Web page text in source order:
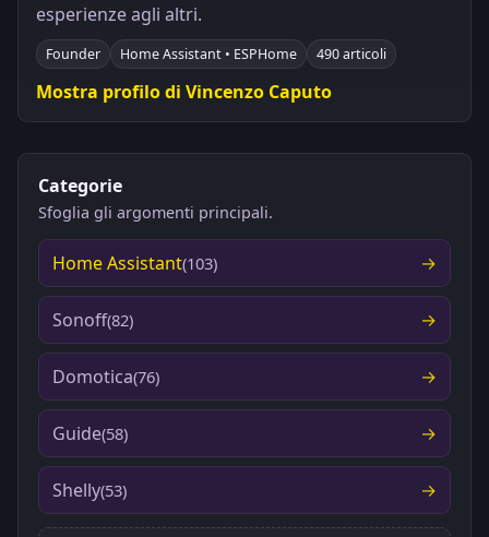
esperienze agli altri.
Founder Home Assistant • ESPHome 490 articoli
Mostra profilo di Vincenzo Caputo
Categorie
Sfoglia gli argomenti principali.
Home Assistant(103)
Sonoff(82)
Domotica(76)
Guide(58)
Shelly(53)